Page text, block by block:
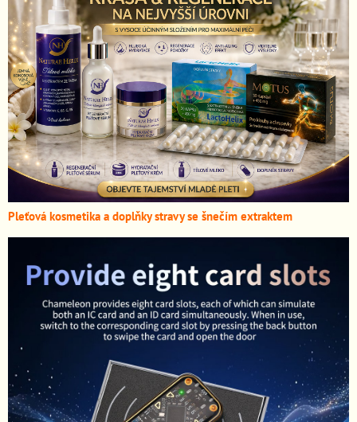
Pleťová kosmetika a doplňky stravy se šnečím extraktem